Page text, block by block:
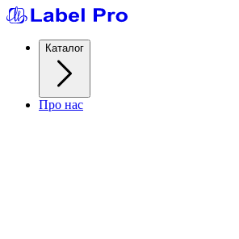
Каталог
Про нас